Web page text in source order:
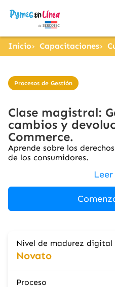
Inicio Capacitaciones
Procesos de Gestión
Clase magistral:
cambios y
Commerce.
Aprende sobre los
de los consumidores.
Nivel de madurez digital
Novato
Proceso